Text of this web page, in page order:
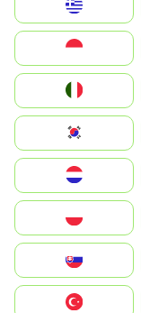
Magyarország
South Korea
United States